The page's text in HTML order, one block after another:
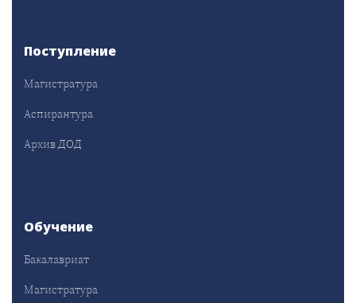
Поступление
Магистратура
Аспирантура
Архив ДОД
Обучение
Бакалавриат
Магистратура